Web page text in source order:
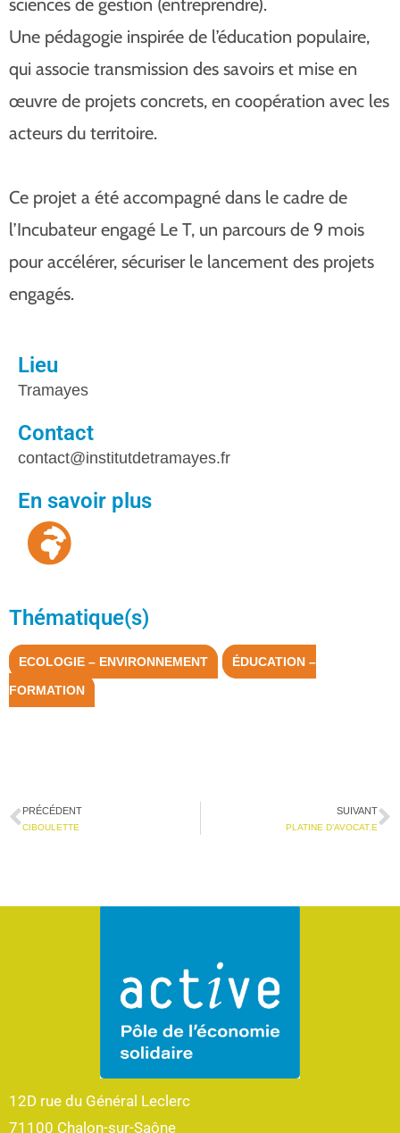
sciences de gestion (entreprendre).
Une pédagogie inspirée de l’éducation populaire,
qui associe transmission des savoirs et mise en
œuvre de projets concrets, en coopération avec les
acteurs du territoire.
Ce projet a été accompagné dans le cadre de
l’Incubateur engagé Le T, un parcours de 9 mois
pour accélérer, sécuriser le lancement des projets
engagés.
Lieu
Tramayes
Contact
contact@institutdetramayes.fr
En savoir plus
Thématique(s)
ECOLOGIE – ENVIRONNEMENT
ÉDUCATION –
FORMATION
PRÉCÉDENT
CIBOULETTE
SUIVANT
PLATINE D’AVOCAT.E
12D rue du Général Leclerc
71100 Chalon-sur-Saône